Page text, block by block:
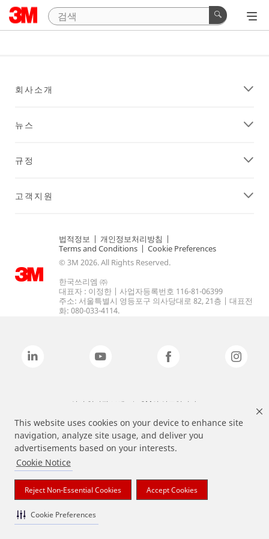
This website uses cookies on your device to enhance site
navigation, analyze site usage, and deliver you
advertisements based on your interests.
Cookie Notice
Reject Non-Essential Cookies Accept Cookies
Cookie Preferences
회사소개
뉴스
규정
고객지원
법적정보 | 개인정보처리방침 |
Terms and Conditions | Cookie Preferences
© 3M 2026. All Rights Reserved.
한국쓰리엠 ㈜
대표자 : 이정한 | 사업자등록번호 116-81-06399
주소: 서울특별시 영등포구 의사당대로 82, 21층 | 대표전
화: 080-033-4114.
상기 열거된 브랜드는 3M의 상표입니다.